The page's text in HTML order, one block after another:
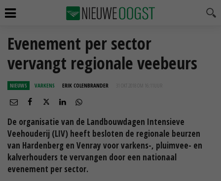
Evenement per sector
vervangt regionale veebeurs
NIEUWS VARKENS ERIK COLENBRANDER 31 OKT 2018 OM 16:11
De organisatie van de Landbouwdagen Intensieve
Veehouderij (LIV) heeft besloten de regionale beurzen
van Hardenberg en Venray voor varkens-, pluimvee- en
kalverhouders te vervangen door een nationaal
evenement per sector.